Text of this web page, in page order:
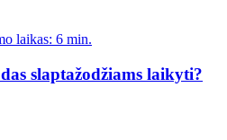
laikas: 6 min.
slaptažodžiams laikyti?